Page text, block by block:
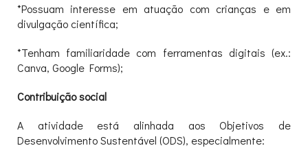
*Possuam interesse em atuação com crianças e em
divulgação científica;
*Tenham familiaridade com ferramentas digitais (ex.:
Canva, Google Forms);
Contribuição social
A atividade está alinhada aos Objetivos de
Desenvolvimento Sustentável (ODS), especialmente: